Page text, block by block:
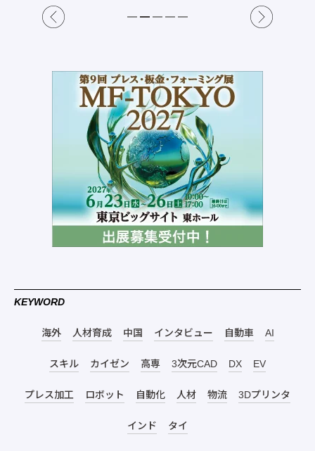
KEYWORD
海外 人材育成 中国 インタビュー 自動車 AI
スキル カイゼン 高専 3次元CAD DX EV
プレス加工 ロボット 自動化 人材 物流 3Dプリンタ
インド タイ